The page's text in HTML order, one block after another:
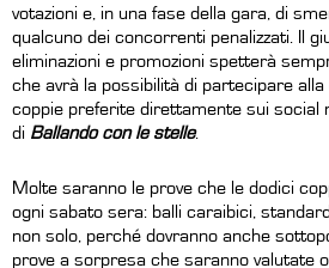
votazioni e, in una fase della gara, di
qualcuno dei concorrenti penalizzati. Il
eliminazioni e promozioni spetterà
che avrà la possibilità di partecipare
coppie preferite direttamente sui social
di Ballando con le stelle.
Molte saranno le prove che le dodici
ogni sabato sera: balli caraibici,
non solo, perché dovranno anche
prove a sorpresa che saranno valutate